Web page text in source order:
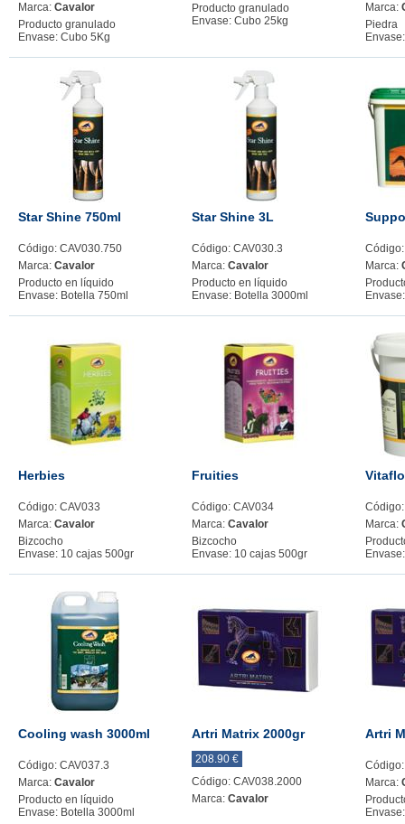
Marca: Cavalor
Producto granulado
Envase: Cubo 5Kg
Producto granulado
Envase: Cubo 25kg
Marca:
Piedra
Star Shine 750ml
Código: CAV030.750
Marca: Cavalor
Producto en líquido
Envase: Botella 750ml
Star Shine 3L
Código: CAV030.3
Marca: Cavalor
Producto en líquido
Envase: Botella 3000ml
Marca:
Herbies
Código: CAV033
Marca: Cavalor
Bizcocho
Envase: 10 cajas 500gr
Fruities
Código: CAV034
Marca: Cavalor
Bizcocho
Envase: 10 cajas 500gr
Marca:
Cooling wash 3000ml
Código: CAV037.3
Marca: Cavalor
Producto en líquido
Envase: Botella 3000ml
Artri Matrix 2000gr
208.90 €
Código: CAV038.2000
Marca: Cavalor
Artri
Marca: